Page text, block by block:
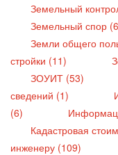
Земельный
Земельный спор
Земли общего
стройки (11)
ЗОУИТ (53)
сведений (1)
(6)
Кадастровая
инженеру (109)